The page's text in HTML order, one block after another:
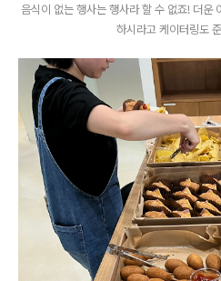
음식이 없는 행사는 행사라 할 수 없죠! 더운
하시라고 케이터링도